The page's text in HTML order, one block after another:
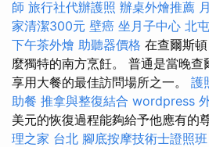
師 旅行社代辦護照 辦桌外燴推薦
家清潔300元 壁癌 坐月子中心 北
下午茶外燴 助聽器價格 在查爾斯
麼獨特的南方烹飪。 普通是當晚查
享用大餐的最佳訪問場所之一。 護
助餐 推拿與整復結合 wordpress
美元的恢復過程能夠給予他應有的
理之家 台北 腳底按摩技術士證照班